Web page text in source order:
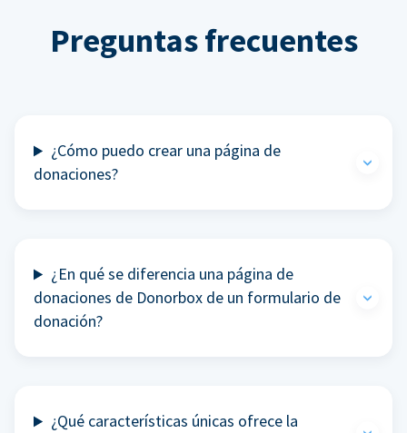
Preguntas frecuentes
¿Cómo puedo crear una página de
donaciones?
¿En qué se diferencia una página de
donaciones de Donorbox de un formulario de
donación?
¿Qué características únicas ofrece la